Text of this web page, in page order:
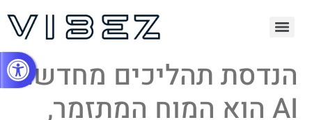
Open toolbar
הנדסת תהליכים מחדש:
AI הוא המוח המתזמר,